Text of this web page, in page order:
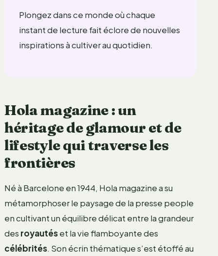
Plongez dans ce monde où chaque
instant de lecture fait éclore de nouvelles
inspirations à cultiver au quotidien.
Hola magazine : un
héritage de glamour et de
lifestyle qui traverse les
frontières
Né à Barcelone en 1944, Hola magazine a su
métamorphoser le paysage de la presse people
en cultivant un équilibre délicat entre la grandeur
des royautéset la vie flamboyante des
célébrités. Son écrin thématique s’est étoffé au